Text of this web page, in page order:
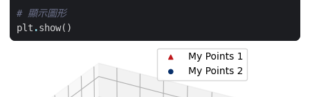
# 顯示圖形
plt .show()